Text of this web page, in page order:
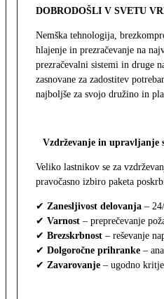
DOBRODOŠLI V SVETU
Nemška tehnologija,
hlajenje in prezračevanje na
prezračevalni sistemi in druge
zasnovane za zadostitev
najboljše za svojo družino in
Vzdrževanje in upravljanje
Veliko lastnikov se za
pravočasno izbiro paketa
✔ Zanesljivost delovanja –
✔ Varnost – preprečevanje
✔ Brezskrbnost – reševanje
✔ Dolgoročne prihranke –
✔ Zavarovanje – ugodno